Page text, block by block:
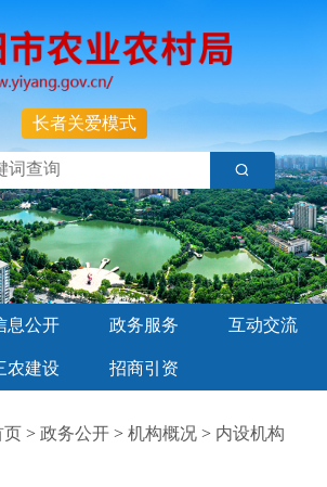
长者关爱模式
息公开 政务服务 互动交流
农建设 招商引资
页 > 政务公开 > 机构概况 > 内设机构